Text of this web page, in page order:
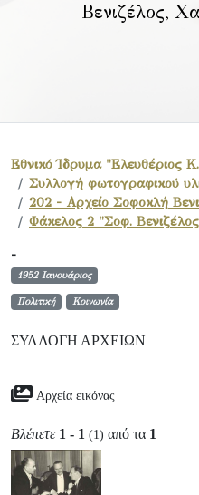
Βενιζέλος,
Εθνικό Ίδρυμα "Ελευθέριος
Συλλογή φωτογραφικού
202 - Αρχείο Σοφοκλή
Φάκελος 2 "Σοφ.
-
1952 Ιανουάριος
Πολιτική Κοινωνία
ΣΥΛΛΟΓΉ ΑΡΧΕΊΩΝ
Αρχεία εικόνας
Βλέπετε 1 - 1 (1) από τα 1